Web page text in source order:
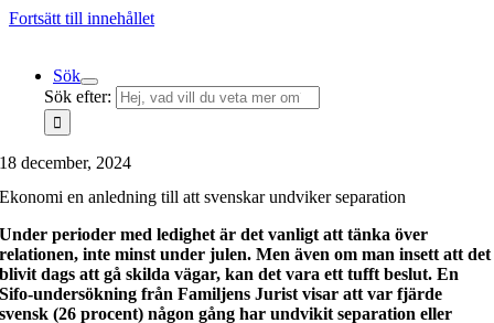
Fortsätt till innehållet
Sök
Sök efter:
18 december, 2024
Ekonomi en anledning till att svenskar undviker separation
Under perioder med ledighet är det vanligt att tänka över
relationen, inte minst under julen. Men även om man insett att det
blivit dags att gå skilda vägar, kan det vara ett tufft beslut. En
Sifo-undersökning från Familjens Jurist visar att var fjärde
svensk (26 procent) någon gång har undvikit separation eller